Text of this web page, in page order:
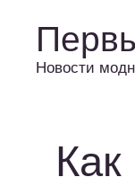
Новости